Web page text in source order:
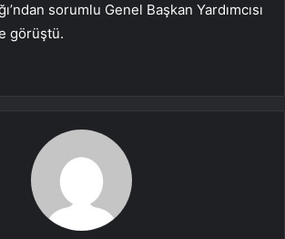
sorumlu Genel Başkan Yardımcısı
görüştü.